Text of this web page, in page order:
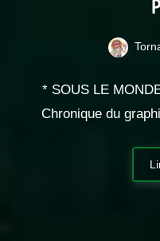
* SOUS LE
Chronique du